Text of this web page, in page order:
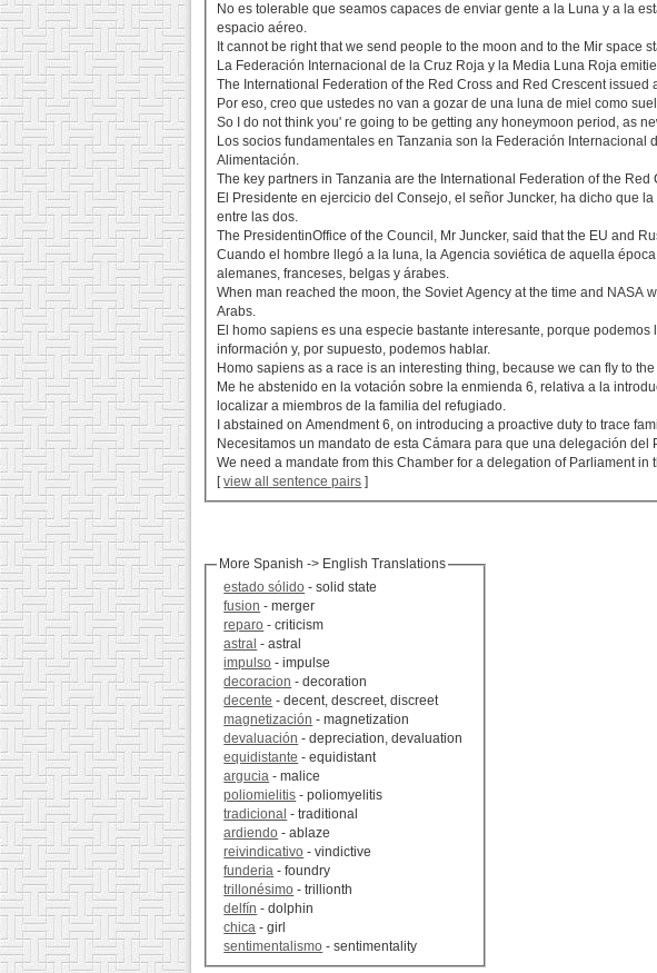
No es tolerable que seamos capaces de enviar gente a la Luna y a la
espacio aéreo.
It cannot be right that we send people to the moon and to the Mir
La Federación Internacional de la Cruz Roja y la Media Luna Roja
The International Federation of the Red Cross and Red Crescent
Por eso, creo que ustedes no van a gozar de una luna de miel como
So I do not think you' re going to be getting any honeymoon period, as
Los socios fundamentales en Tanzania son la Federación
Alimentación.
The key partners in Tanzania are the International Federation of the
El Presidente en ejercicio del Consejo, el señor Juncker, ha dicho que
entre las dos.
The PresidentinOffice of the Council, Mr Juncker, said that the EU and
Cuando el hombre llegó a la luna, la Agencia soviética de aquella
alemanes, franceses, belgas y árabes.
When man reached the moon, the Soviet Agency at the time and NASA
Arabs.
El homo sapiens es una especie bastante interesante, porque
información y, por supuesto, podemos hablar.
Homo sapiens as a race is an interesting thing, because we can fly to
Me he abstenido en la votación sobre la enmienda 6, relativa a la
localizar a miembros de la familia del refugiado.
I abstained on Amendment 6, on introducing a proactive duty to trace
Necesitamos un mandato de esta Cámara para que una delegación
We need a mandate from this Chamber for a delegation of Parliament
[view all sentence pairs ]
More Spanish -> English Translations
estado sólido - solid state
fusion - merger
reparo - criticism
astral - astral
impulso - impulse
decoracion - decoration
decente - decent, descreet, discreet
magnetización - magnetization
devaluación - depreciation, devaluation
equidistante - equidistant
argucia - malice
poliomielitis - poliomyelitis
tradicional - traditional
ardiendo - ablaze
reivindicativo - vindictive
funderia - foundry
trillonésimo - trillionth
delfín - dolphin
chica - girl
sentimentalismo - sentimentality